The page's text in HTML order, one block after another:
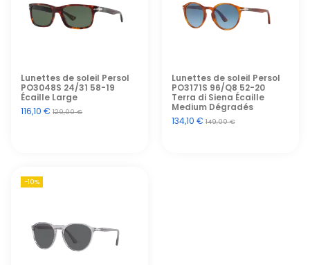
Lunettes de soleil Persol
PO3048S 24/31 58-19
Écaille Large
116,10 €129,00 €
Lunettes de soleil Persol
PO3171S 96/Q8 52-20
Terra di Siena Écaille
Medium Dégradés
134,10 €149,00 €
-10%